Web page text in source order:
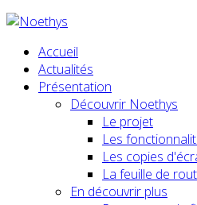
Accueil
Actualités
Présentation
Découvrir Noethys
Le projet
Les
Les copies
La feuille de
En découvrir plus